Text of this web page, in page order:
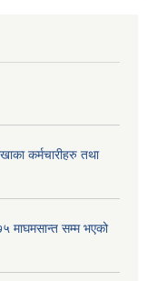
कर्मचारीहरु तथा
माघमसान्त सम्म भएको